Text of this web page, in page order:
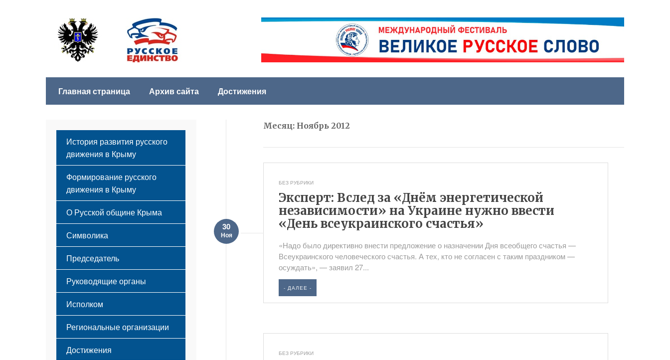
Главная страница Архив сайта Достижения
Месяц: Ноябрь 2012
БЕЗ РУБРИКИ
Эксперт: Вслед за «Днём энергетической
независимости» на Украине нужно ввести
«День всеукраинского счастья»
30
Ноя
«Надо было директивно внести предложение о назначении Дня всеобщего счастья —
Всеукраинского человеческого счастья. А тех, кто не согласен с таким праздником —
осуждать», — заявил 27...
- ДАЛЕЕ -
БЕЗ РУБРИКИ
История развития русского
движения в Крыму
Формирование русского
движения в Крыму
Русский Крым
О Русской общине Крыма
Этапы становления
Принципы деятельности
Структура
Мероприятия
Символика
Флаг
Герб
Гимн
Председатель
Руководящие органы
Исполком
Региональные организации
Достижения